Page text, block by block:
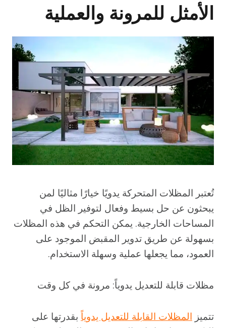
الأمثل للمرونة والعملية
تُعتبر المظلات المتحركة يدويًا خيارًا مثاليًا لمن
يبحثون عن حل بسيط وفعال لتوفير الظل في
المساحات الخارجية. يمكن التحكم في هذه المظلات
بسهولة عن طريق تدوير المقبض الموجود على
العمود، مما يجعلها عملية وسهلة الاستخدام.
مظلات قابلة للتعديل يدوياً: مرونة في كل وقت
تتميز المظلات القابلة للتعديل يدوياً بقدرتها على